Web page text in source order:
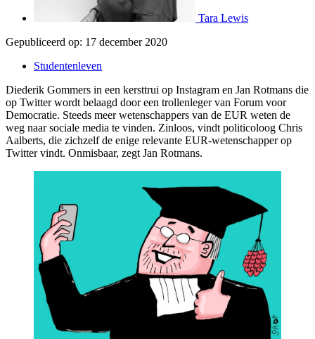
Tara Lewis
Gepubliceerd op: 17 december 2020
Studentenleven
Diederik Gommers in een kersttrui op Instagram en Jan Rotmans die
op Twitter wordt belaagd door een trollenleger van Forum voor
Democratie. Steeds meer wetenschappers van de EUR weten de
weg naar sociale media te vinden. Zinloos, vindt politicoloog Chris
Aalberts, die zichzelf de enige relevante EUR-wetenschapper op
Twitter vindt. Onmisbaar, zegt Jan Rotmans.